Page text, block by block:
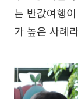
는 반값여행
가 높은 사례